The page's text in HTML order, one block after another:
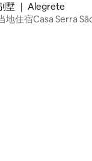
（满分 5 分），共
墅 ｜ Alegrete
地住宿Casa Serra